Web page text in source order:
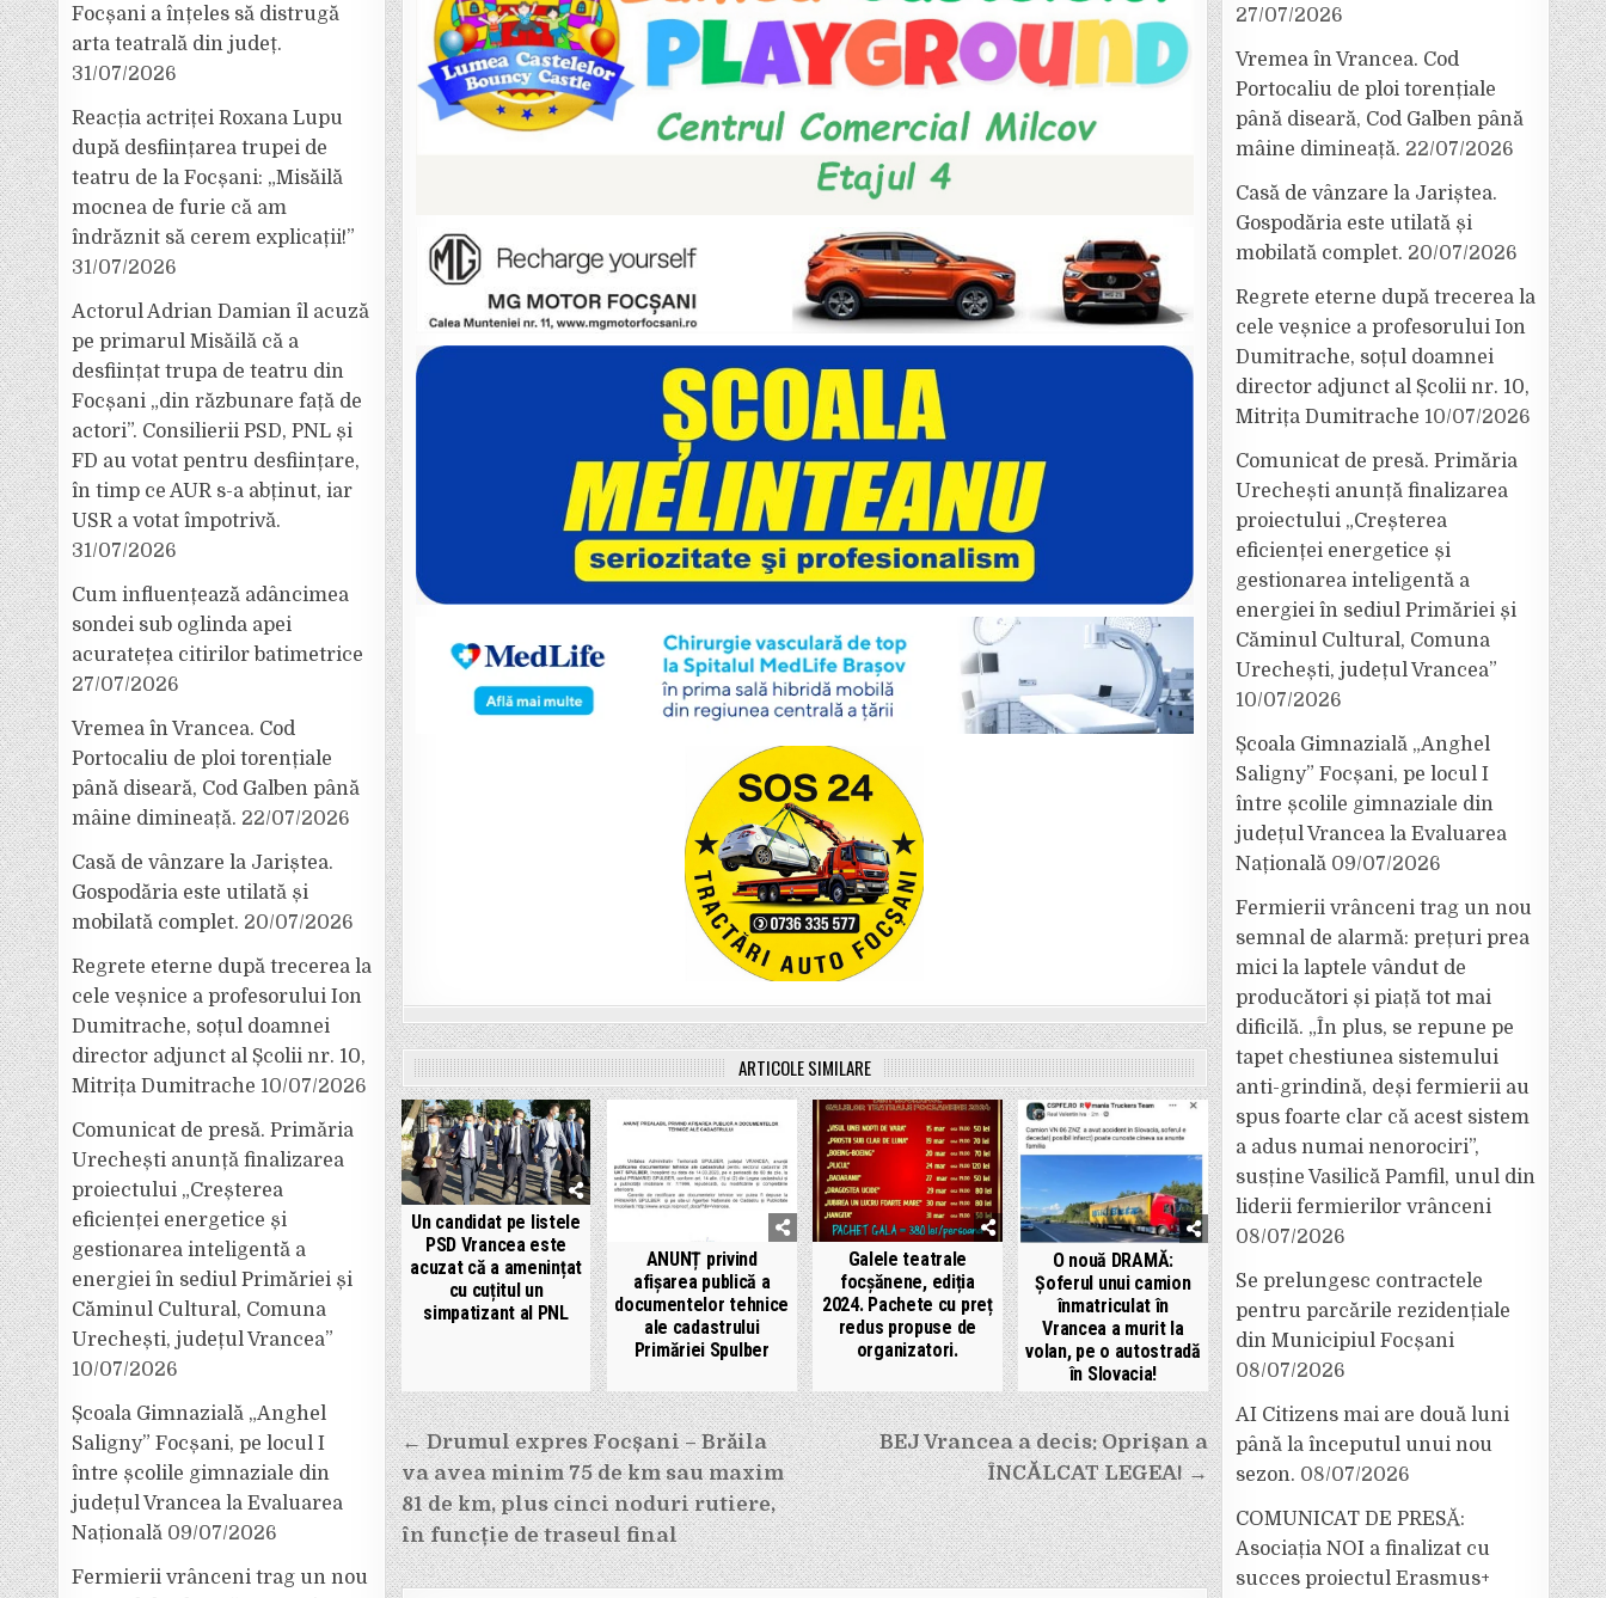
ARTICOLE SIMILARE
Un candidat pe listele
PSD Vrancea este
acuzat că a amenințat
cu cuțitul un
simpatizant al PNL
ANUNȚ privind
afișarea publică a
documentelor tehnice
ale cadastrului
Primăriei Spulber
Galele teatrale
focșănene, ediția
2024. Pachete cu preț
redus propuse de
organizatori.
O nouă DRAMĂ:
Șoferul unui camion
înmatriculat în
Vrancea a murit la
volan, pe o autostradă
în Slovacia!
Navigare
în
articole
BEJ Vrancea a decis: Oprișan a
ÎNCĂLCAT LEGEA! →
← Drumul expres Focșani – Brăila
va avea minim 75 de km sau maxim
81 de km, plus cinci noduri rutiere,
în funcție de traseul final
Focșani a înțeles să distrugă
arta teatrală din județ.
31/07/2026
Reacția actriței Roxana Lupu
după desființarea trupei de
teatru de la Focșani: „Misăilă
mocnea de furie că am
îndrăznit să cerem explicații!”
31/07/2026
Actorul Adrian Damian îl acuză
pe primarul Misăilă că a
desființat trupa de teatru din
Focșani „din răzbunare față de
actori”. Consilierii PSD, PNL și
FD au votat pentru desființare,
în timp ce AUR s-a abținut, iar
USR a votat împotrivă.
31/07/2026
Cum influențează adâncimea
sondei sub oglinda apei
acuratețea citirilor batimetrice
27/07/2026
Vremea în Vrancea. Cod
Portocaliu de ploi torențiale
până diseară, Cod Galben până
mâine dimineață. 22/07/2026
Casă de vânzare la Jariștea.
Gospodăria este utilată și
mobilată complet. 20/07/2026
Regrete eterne după trecerea la
cele veșnice a profesorului Ion
Dumitrache, soțul doamnei
director adjunct al Școlii nr. 10,
Mitrița Dumitrache 10/07/2026
Comunicat de presă. Primăria
Urechești anunță finalizarea
proiectului „Creșterea
eficienței energetice și
gestionarea inteligentă a
energiei în sediul Primăriei și
Căminul Cultural, Comuna
Urechești, județul Vrancea”
10/07/2026
Școala Gimnazială „Anghel
Saligny” Focșani, pe locul I
între școlile gimnaziale din
județul Vrancea la Evaluarea
Națională 09/07/2026
Fermierii vrânceni trag un nou
27/07/2026
Vremea în Vrancea. Cod
Portocaliu de ploi torențiale
până diseară, Cod Galben până
mâine dimineață. 22/07/2026
Casă de vânzare la Jariștea.
Gospodăria este utilată și
mobilată complet. 20/07/2026
Regrete eterne după trecerea la
cele veșnice a profesorului Ion
Dumitrache, soțul doamnei
director adjunct al Școlii nr. 10,
Mitrița Dumitrache 10/07/2026
Comunicat de presă. Primăria
Urechești anunță finalizarea
proiectului „Creșterea
eficienței energetice și
gestionarea inteligentă a
energiei în sediul Primăriei și
Căminul Cultural, Comuna
Urechești, județul Vrancea”
10/07/2026
Școala Gimnazială „Anghel
Saligny” Focșani, pe locul I
între școlile gimnaziale din
județul Vrancea la Evaluarea
Națională 09/07/2026
Fermierii vrânceni trag un nou
semnal de alarmă: prețuri prea
mici la laptele vândut de
producători și piață tot mai
dificilă. „În plus, se repune pe
tapet chestiunea sistemului
anti-grindină, deși fermierii au
spus foarte clar că acest sistem
a adus numai nenorociri”,
susține Vasilică Pamfil, unul din
liderii fermierilor vrânceni
08/07/2026
Se prelungesc contractele
pentru parcările rezidențiale
din Municipiul Focșani
08/07/2026
AI Citizens mai are două luni
până la începutul unui nou
sezon. 08/07/2026
COMUNICAT DE PRESĂ:
Asociația NOI a finalizat cu
succes proiectul Erasmus+